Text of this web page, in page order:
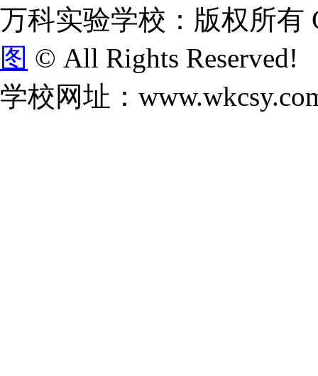
万科实验学校：版权所有
图 © All Rights Reserved!
学校网址：